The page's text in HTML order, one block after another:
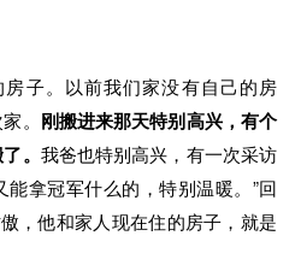
子。以前我们家没有自己的房
。 刚搬进来那天特别高兴，有个
。 我爸也特别高兴，有一次采访
拿冠军什么的，特别温暖。”回
，他和家人现在住的房子，就是